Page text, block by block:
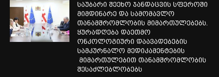
საუბარი შეეხო ჯანდაცვის სფეროში
მიმდინარე და სამომავლო
თანამშრომლობის მიმართულებებს.
ყურადღება დაეთმო
ონკოლოგიური დაავადებების
სამკურნალო მედიკამენტების
მიმართულებით თანამშრომლობის
შესაძლებლობებს